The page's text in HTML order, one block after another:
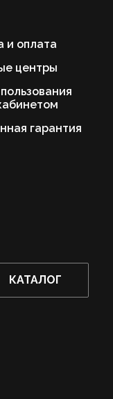
и оплата
центры
гарантия
КАТАЛОГ